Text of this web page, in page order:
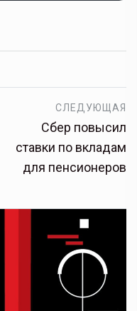
СЛЕДУЮЩАЯ
Сбер повысил
ставки по вкладам
для пенсионеров